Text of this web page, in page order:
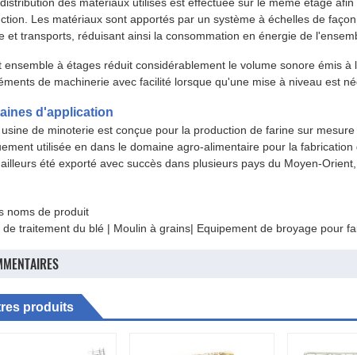
Les matériaux sont apportés par un système à échelles de
et transports, réduisant ainsi la consommation en énergie de
ensemble à étages réduit considérablement le volume sonore émis
de machinerie avec facilité lorsque qu'une mise à niveau est
d'application
de minoterie est conçue pour la production de farine sur
utilisée en dans le domaine agro-alimentaire pour la
été exporté avec succès dans plusieurs pays du Moyen-
noms de produit
de traitement du blé | Moulin à grains| Equipement de broyage pour
produits